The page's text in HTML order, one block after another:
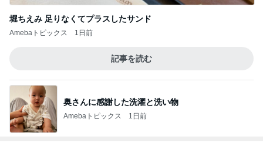
堀ちえみ 足りなくてプラスしたサンド
Amebaトピックス 1日前
記事を読む
奥さんに感謝した洗濯と洗い物
Amebaトピックス 1日前